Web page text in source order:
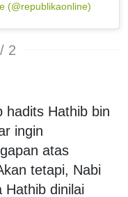
(@republikaonline)
2
hadits Hathib bin
ingin
atas
tetapi, Nabi
Hathib dinilai